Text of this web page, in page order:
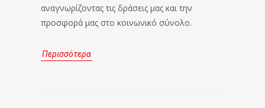
αναγνωρίζοντας τις δράσεις μας και την
προσφορά μας στο κοινωνικό σύνολο.
Περισσότερα